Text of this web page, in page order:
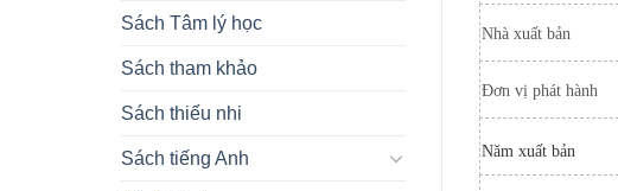
Sách Tâm lý học
Sách tham khảo
Sách thiếu nhi
Sách tiếng Anh
Nhà xuất bản
Đơn vị phát hành
Năm xuất bản